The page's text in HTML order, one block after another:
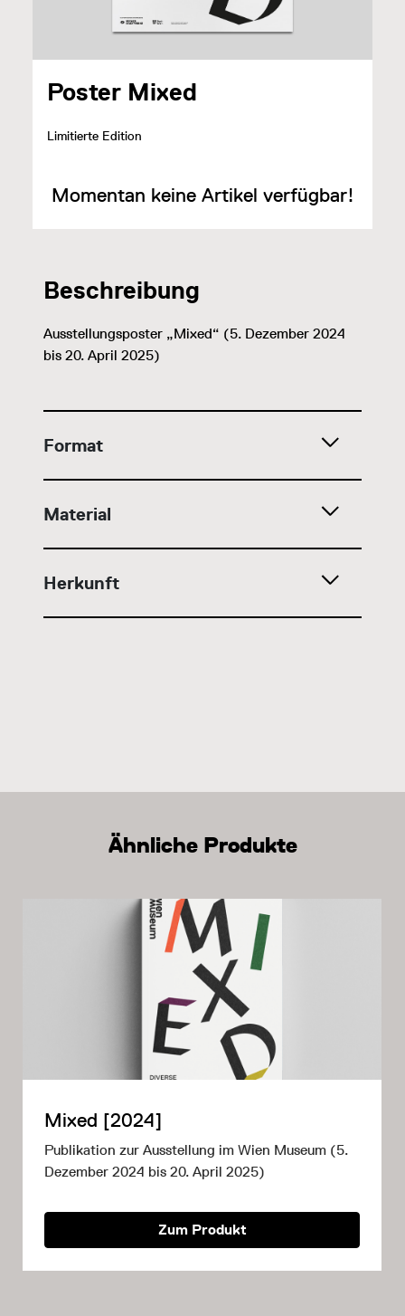
Poster Mixed
Limitierte Edition
Momentan keine Artikel verfügbar!
Beschreibung
Ausstellungsposter „Mixed“ (5. Dezember 2024
bis 20. April 2025)
Format
Material
Herkunft
Ähnliche Produkte
Mixed [2024]
Publikation zur Ausstellung im Wien Museum (5.
Dezember 2024 bis 20. April 2025)
Zum Produkt